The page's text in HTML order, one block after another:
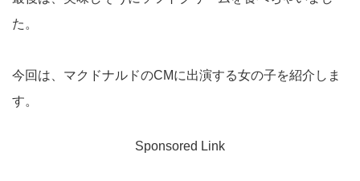
た。
今回は、マクドナルドのCMに出演する女の子を紹介しま
す。
Sponsored Link